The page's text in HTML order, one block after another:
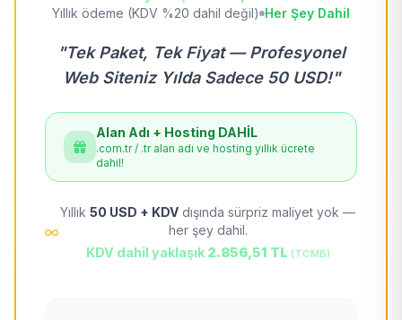
Yıllık ödeme (KDV %20 dahil değil) Her Şey Dahil
"Tek Paket, Tek Fiyat — Profesyonel
Web Siteniz Yılda Sadece 50 USD!"
Alan Adı + Hosting DAHİL
.com.tr / .tr alan adı ve hosting yıllık ücrete
dahil!
Yıllık 50 USD + KDV dışında sürpriz maliyet yok —
her şey dahil.
KDV dahil yaklaşık 2.856,51 TL (TCMB)